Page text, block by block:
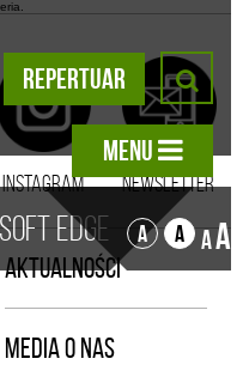
REPERTUAR
MENU
Edge A A AA
INSTAGRAM NEWSLETTER
AKTUALNOŚCI
MEDIA O NAS